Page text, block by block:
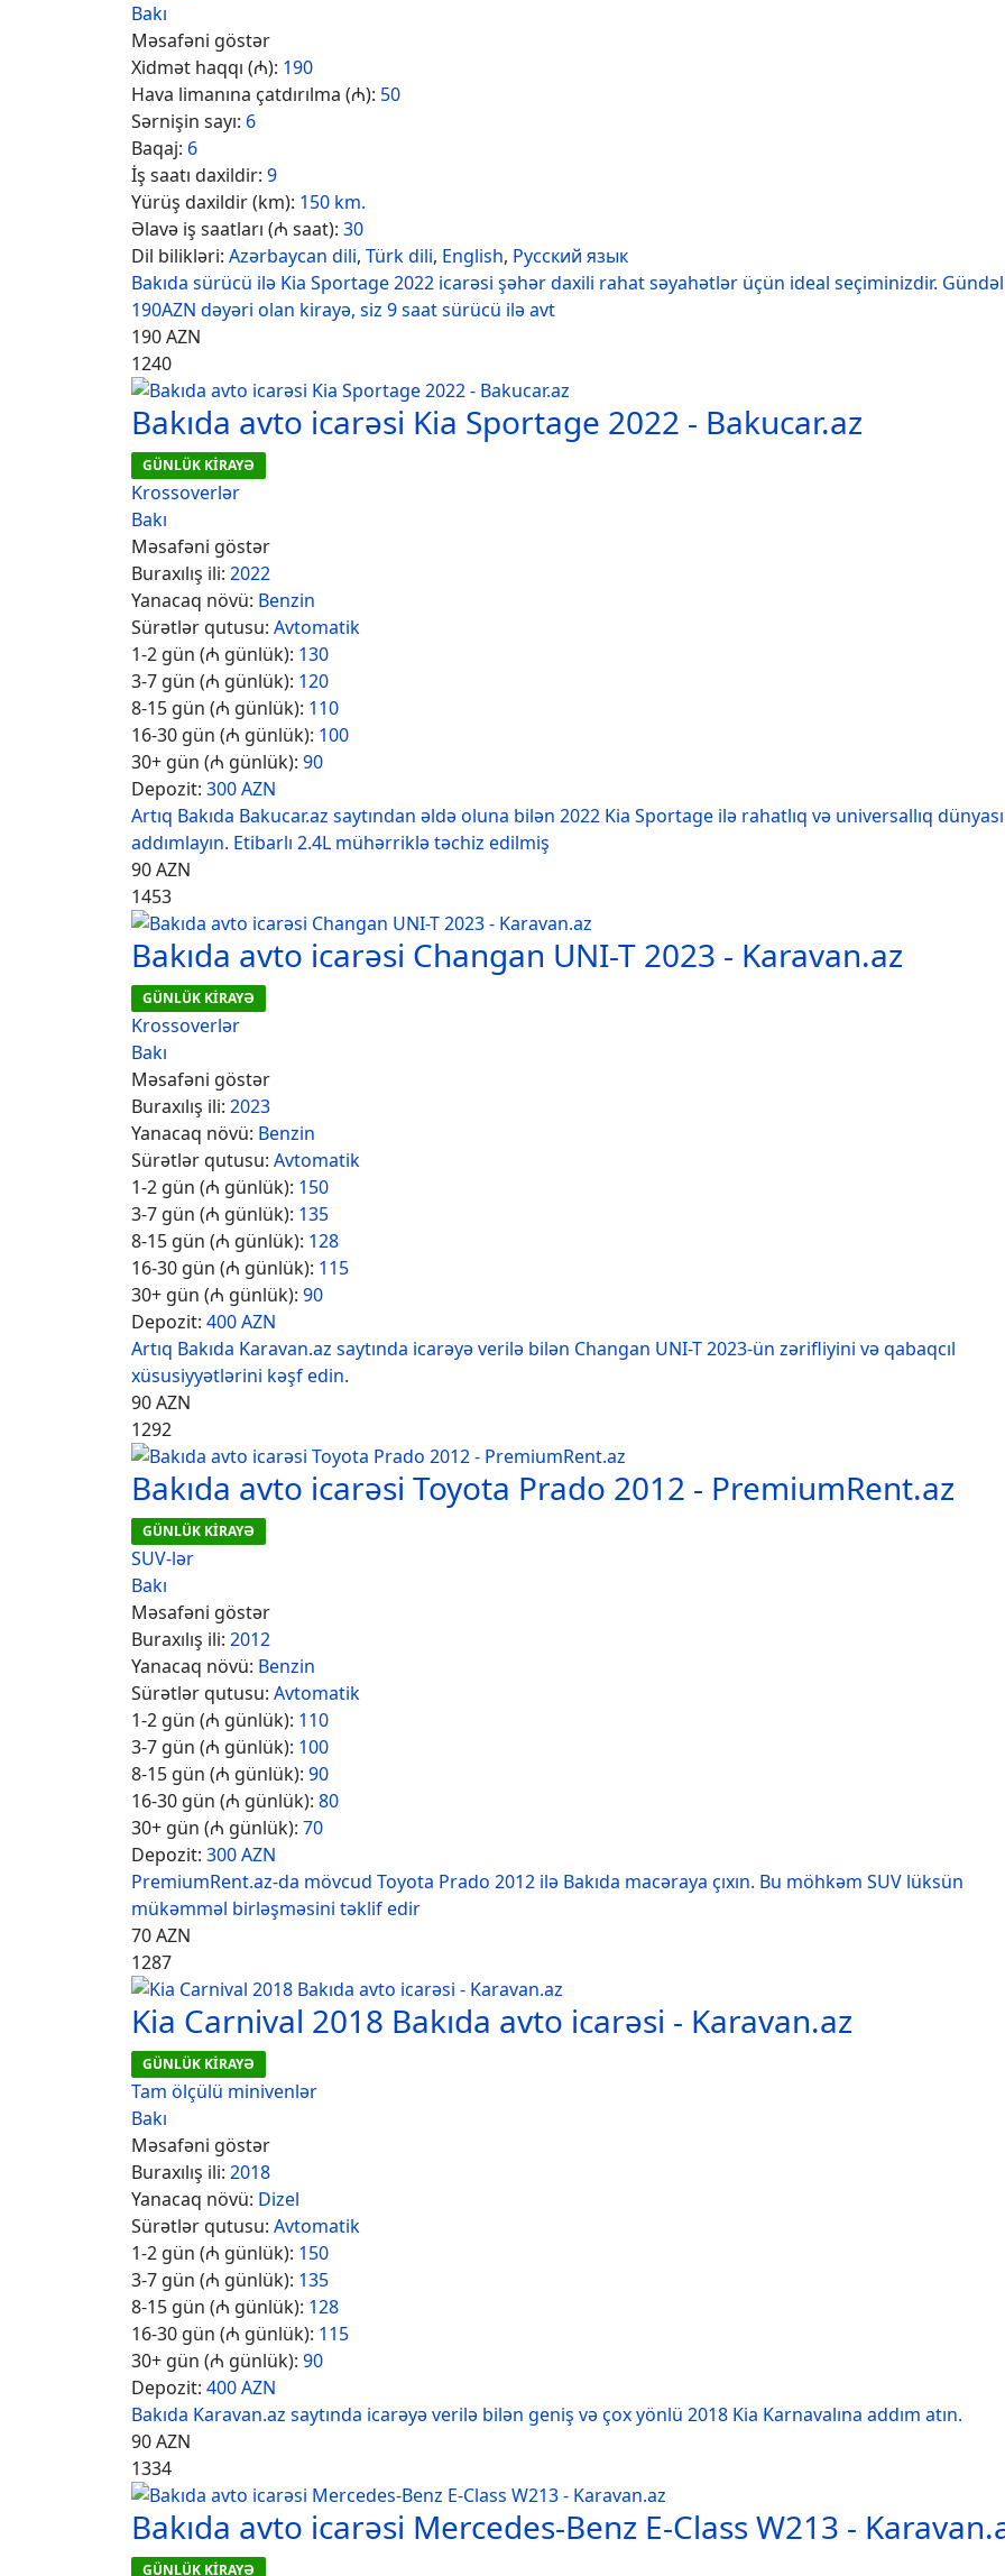
Bakı
Məsafəni göstər
Xidmət haqqı (₼): 190
Hava limanına çatdırılma (₼): 50
Sərnişin sayı: 6
Baqaj: 6
İş saatı daxildir: 9
Yürüş daxildir (km): 150 km.
Əlavə iş saatları (₼ saat): 30
Dil bilikləri: Azərbaycan dili, Türk dili, English, Русский язык
Bakıda sürücü ilə Kia Sportage 2022 icarəsi şəhər daxili rahat səyahətlər üçün ideal seçiminizdir.
190AZN dəyəri olan kirayə, siz 9 saat sürücü ilə avt
190AZN
1240
Bakıda avto icarəsi Kia Sportage 2022 - Bakucar.az
GÜNLÜK KİRAYƏ
Krossoverlər
Bakı
Məsafəni göstər
Buraxılış ili: 2022
Yanacaq növü: Benzin
Sürətlər qutusu: Avtomatik
1-2 gün (₼ günlük): 130
3-7 gün (₼ günlük): 120
8-15 gün (₼ günlük): 110
16-30 gün (₼ günlük): 100
30+ gün (₼ günlük): 90
Depozit: 300 AZN
Artıq Bakıda Bakucar.az saytından əldə oluna bilən 2022 Kia Sportage ilə rahatlıq və universallıq
addımlayın. Etibarlı 2.4L mühərriklə təchiz edilmiş
90AZN
1453
Bakıda avto icarəsi Changan UNI-T 2023 - Karavan.az
GÜNLÜK KİRAYƏ
Krossoverlər
Bakı
Məsafəni göstər
Buraxılış ili: 2023
Yanacaq növü: Benzin
Sürətlər qutusu: Avtomatik
1-2 gün (₼ günlük): 150
3-7 gün (₼ günlük): 135
8-15 gün (₼ günlük): 128
16-30 gün (₼ günlük): 115
30+ gün (₼ günlük): 90
Depozit: 400 AZN
Artıq Bakıda Karavan.az saytında icarəyə verilə bilən Changan UNI-T 2023-ün zərifliyini və qabaqcıl
xüsusiyyətlərini kəşf edin.
90AZN
1292
Bakıda avto icarəsi Toyota Prado 2012 - PremiumRent.az
GÜNLÜK KİRAYƏ
SUV-lər
Bakı
Məsafəni göstər
Buraxılış ili: 2012
Yanacaq növü: Benzin
Sürətlər qutusu: Avtomatik
1-2 gün (₼ günlük): 110
3-7 gün (₼ günlük): 100
8-15 gün (₼ günlük): 90
16-30 gün (₼ günlük): 80
30+ gün (₼ günlük): 70
Depozit: 300 AZN
PremiumRent.az-da mövcud Toyota Prado 2012 ilə Bakıda macəraya çıxın. Bu möhkəm SUV lüksün
mükəmməl birləşməsini təklif edir
70AZN
1287
Kia Carnival 2018 Bakıda avto icarəsi - Karavan.az
GÜNLÜK KİRAYƏ
Tam ölçülü minivenlər
Bakı
Məsafəni göstər
Buraxılış ili: 2018
Yanacaq növü: Dizel
Sürətlər qutusu: Avtomatik
1-2 gün (₼ günlük): 150
3-7 gün (₼ günlük): 135
8-15 gün (₼ günlük): 128
16-30 gün (₼ günlük): 115
30+ gün (₼ günlük): 90
Depozit: 400 AZN
Bakıda Karavan.az saytında icarəyə verilə bilən geniş və çox yönlü 2018 Kia Karnavalına addım atın.
90AZN
1334
Bakıda avto icarəsi Mercedes-Benz E-Class W213 -
GÜNLÜK KİRAYƏ